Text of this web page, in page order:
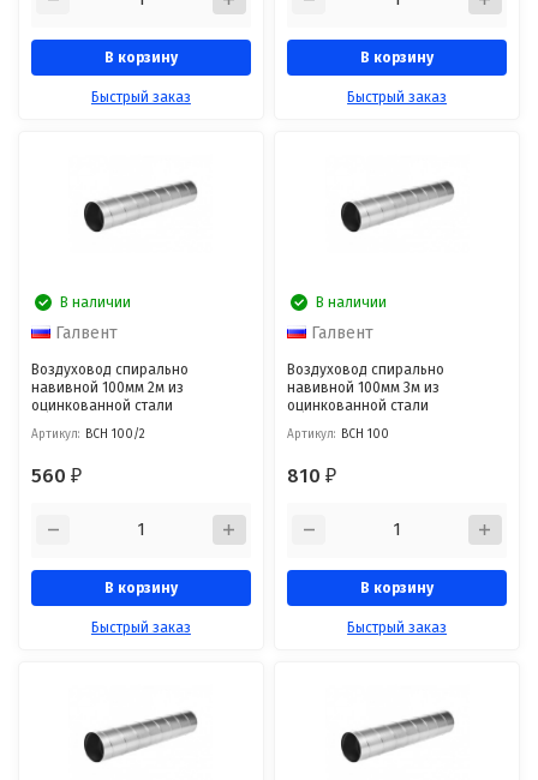
В корзину
Быстрый заказ
В корзину
Быстрый заказ
В наличии
Галвент
Воздуховод спирально
навивной 100мм 2м из
оцинкованной стали
Артикул: ВСН 100/2
560₽
В корзину
Быстрый заказ
В наличии
Галвент
Воздуховод спирально
навивной 100мм 3м из
оцинкованной стали
Артикул: ВСН 100
810₽
В корзину
Быстрый заказ